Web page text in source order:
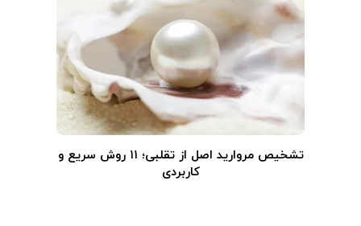
تشخیص مروارید اصل از تقلبی؛ ۱۱ روش سریع و
کاربردی